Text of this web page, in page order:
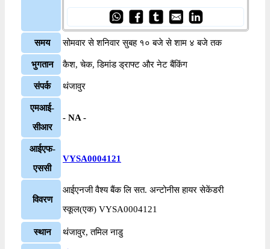
समय सोमवार से शनिवार सुबह १० बजे से शाम ४ बजे तक
भुगतान कैश, चेक, डिमांड ड्राफ्ट और नेट बैंकिंग
संपर्क थंजावुर
एमआई-
सीआर
- NA -
आईएफ-
एससी
VYSA0004121
विवरण
आईएनजी वैश्य बैंक लि सत. अन्टोनीस हायर सेकेंडरी
स्कूल(एक) VYSA0004121
स्थान थंजावुर, तमिल नाडु